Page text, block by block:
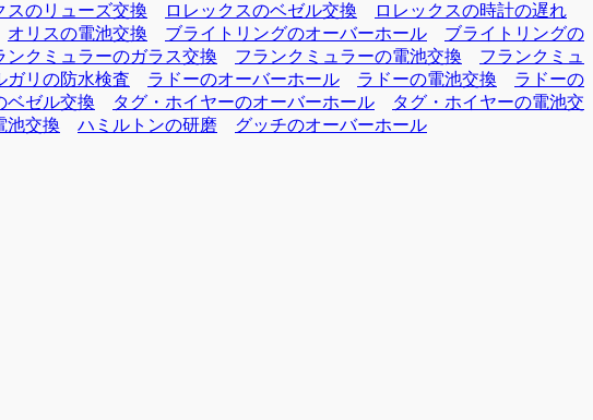
スのリューズ交換 ロレックスのベゼル交換
ロレックスの時計の遅れ
オリスの電池交換 ブライトリングのオーバーホール
ブライトリングの
ンクミュラーのガラス交換 フランクミュラーの電池交換
フランクミュ
ガリの防水検査 ラドーのオーバーホール ラドーの電池交換
ラドーの
ベゼル交換 タグ・ホイヤーのオーバーホール
タグ・ホイヤーの電池交
池交換 ハミルトンの研磨 グッチのオーバーホール